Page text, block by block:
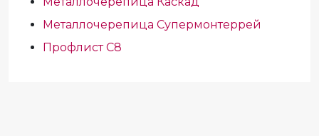
Металлочерепица Супермонтеррей
Профлист С8